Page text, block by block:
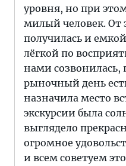
уровня, но при
милый человек. От
получилась и
лёгкой по
нами созвонилась,
рыночный день
назначила место
экскурсии была
выглядело
огромное
и всем советуем